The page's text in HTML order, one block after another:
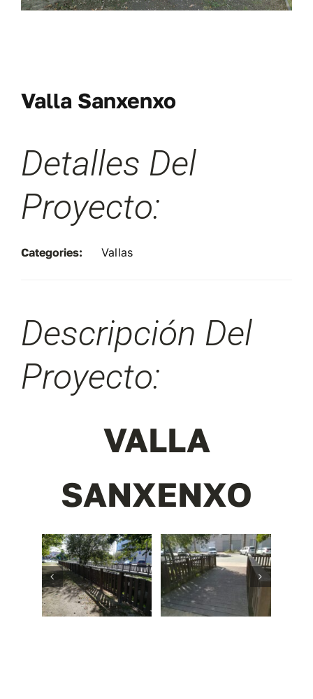
Blog
Valla Sanxenxo
Detalles Del
Proyecto:
Categories: Vallas
Descripción Del
Proyecto:
VALLA
SANXENXO